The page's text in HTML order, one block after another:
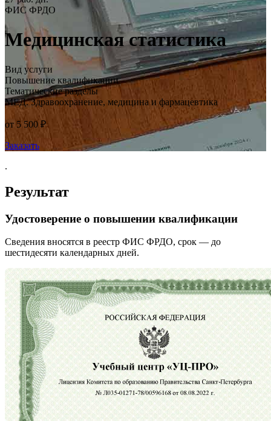
ФИС ФРДО
Медицинская статистика
Вид услуги
Повышение квалификации
Тематические разделы
МЕД. Здравоохранение, медицина и фармацевтика
от 5 500 ₽
Заказать
.
Результат
Удостоверение о повышении квалификации
Сведения вносятся в реестр ФИС ФРДО, срок — до
шестидесяти календарных дней.